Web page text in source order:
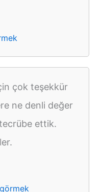
çok teşekkür
ne denli değer
ettik.